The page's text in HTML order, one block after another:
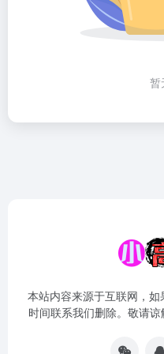
暂
本站内容来源于互联网，
时间联系我们删除。敬请